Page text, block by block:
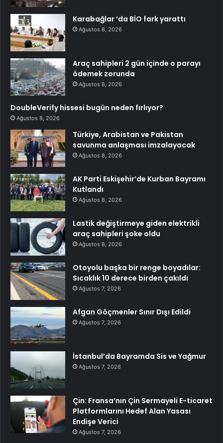
Karabağlar ‘da BİO fark yarattı
Ağustos 8, 2026
Araç sahipleri 2 gün içinde o parayı
ödemek zorunda
Ağustos 8, 2026
DoubleVerify hissesi bugün neden fırlıyor?
Ağustos 8, 2026
Türkiye, Arabistan ve Pakistan
savunma anlaşması imzalayacak
Ağustos 8, 2026
AK Parti Eskişehir’de Kurban Bayramı
Kutlandı
Ağustos 8, 2026
Lastik değiştirmeye giden elektrikli
araç sahipleri şoke oldu
Ağustos 8, 2026
Otoyolu başka bir renge boyadılar:
Sıcaklık 10 derece birden çakıldı
Ağustos 7, 2026
Afgan Göçmenler Sınır Dışı Edildi
Ağustos 7, 2026
İstanbul’da Bayramda Sis ve Yağmur
Ağustos 7, 2026
Çin: Fransa’nın Çin Sermayeli E-ticaret
Platformlarını Hedef Alan Yasası
Endişe Verici
Ağustos 7, 2026